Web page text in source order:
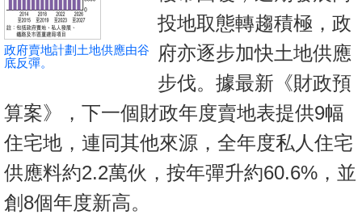
博
客
產
新
聞
數
據
政府賣地計劃土地供應由谷
底反彈。
投地取態轉趨積極，政
府亦逐步加快土地供應
步伐。據最新《財政預
算案》，下一個財政年度賣地表提供9幅
住宅地，連同其他來源，全年度私人住宅
供應料約2.2萬伙，按年彈升約60.6%，並
創8個年度新高。